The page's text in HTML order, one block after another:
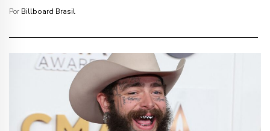
Por Billboard Brasil